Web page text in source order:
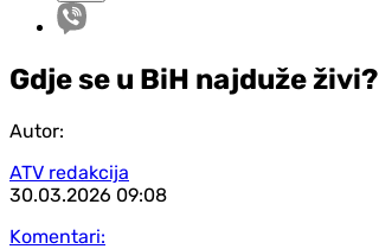
Gdje se u BiH najduže živi?
Autor:
ATV redakcija
30.03.2026 09:08
Komentari: